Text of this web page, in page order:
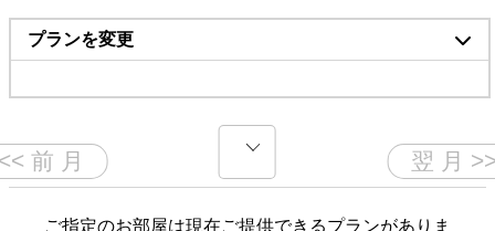
プランを変更
ご指定のお部屋は現在ご提供できるプランがありま